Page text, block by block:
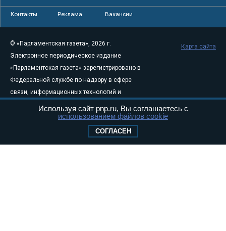
Контакты Реклама Вакансии
© «Парламентская газета», 2026 г.
Электронное периодическое издание
«Парламентская газета» зарегистрировано в
Федеральной службе по надзору в сфере
связи, информационных технологий и
массовых коммуникаций (Роскомнадзор) 05
августа 2011 года. 18+
Свидетельство о регистрации Эл № ФС77-
Карта сайта
Используя сайт pnp.ru, Вы соглашаетесь с
использованием файлов cookie
СОГЛАСЕН